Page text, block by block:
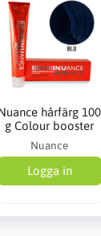
hårfärg 100
g Colour booster
Nuance
Logga in